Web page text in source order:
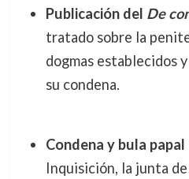
Publicación del De
tratado sobre la
dogmas establecidos
su condena.
Condena y bula papal
Inquisición, la junta